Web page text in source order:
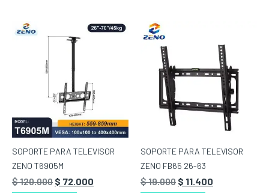
SOPORTE PARA TELEVISOR
ZENO T6905M
$120.000 $ 72.000
SOPORTE PARA TELEVISOR
ZENO FB65 26-63
$19.000 $ 11.400